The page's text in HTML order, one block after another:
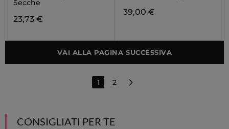
Secche
23,73 €
39,00 €
VAI ALLA PAGINA SUCCESSIVA
1 2
CONSIGLIATI PER TE